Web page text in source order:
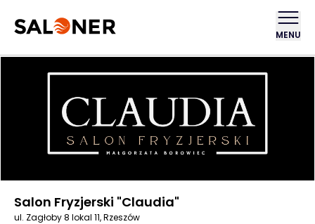
MENU
Salon Fryzjerski "Claudia"
ul. Zagłoby 8 lokal 11, Rzeszów